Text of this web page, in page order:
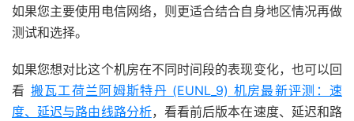
如果您主要使用电信网络，则更适合结合自身地区情况再做
测试和选择。
如果您想对比这个机房在不同时间段的表现变化，也可以回
看 搬瓦工荷兰阿姆斯特丹 (EUNL_9) 机房最新评测：速
度、延迟与路由线路分析，看看前后版本在速度、延迟和路